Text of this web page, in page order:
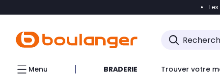
Accéder
Menu BRADERIE Trouver votre